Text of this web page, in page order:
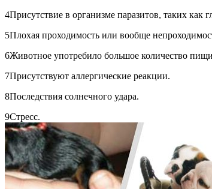
4Присутствие в организме паразитов, таких как
5Плохая проходимость или вообще
6Животное употребило большое количество
7Присутствуют аллергические реакции.
8Последствия солнечного удара.
9Стресс.